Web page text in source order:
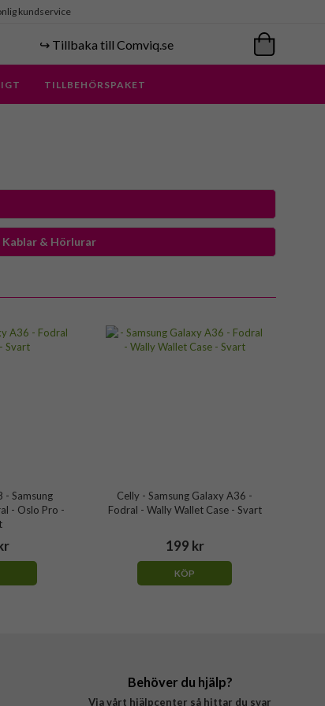
kundservice
↪️ Tillbaka till Comviq.se
TILLBEHÖRSPAKET
Kablar & Hörlurar
Samsung
- Oslo Pro -
Celly - Samsung Galaxy A36 -
Fodral - Wally Wallet Case - Svart
199 kr
KÖP
Behöver du hjälp?
Via vårt hjälpcenter så hittar du svar